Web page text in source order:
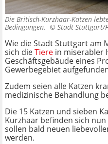
Die Britisch-Kurzhaar-Katzen
Bedingungen. © Stadt Stuttgart/
Wie die Stadt Stuttgart am
sich dieTiere in miserabler
Geschäftsgebäude eines
Gewerbegebiet
Zudem seien alle Katzen
medizinische Behandlung
Die 15 Katzen und sieben
Kurzhaar befinden sich
sollen bald neuen
werden.